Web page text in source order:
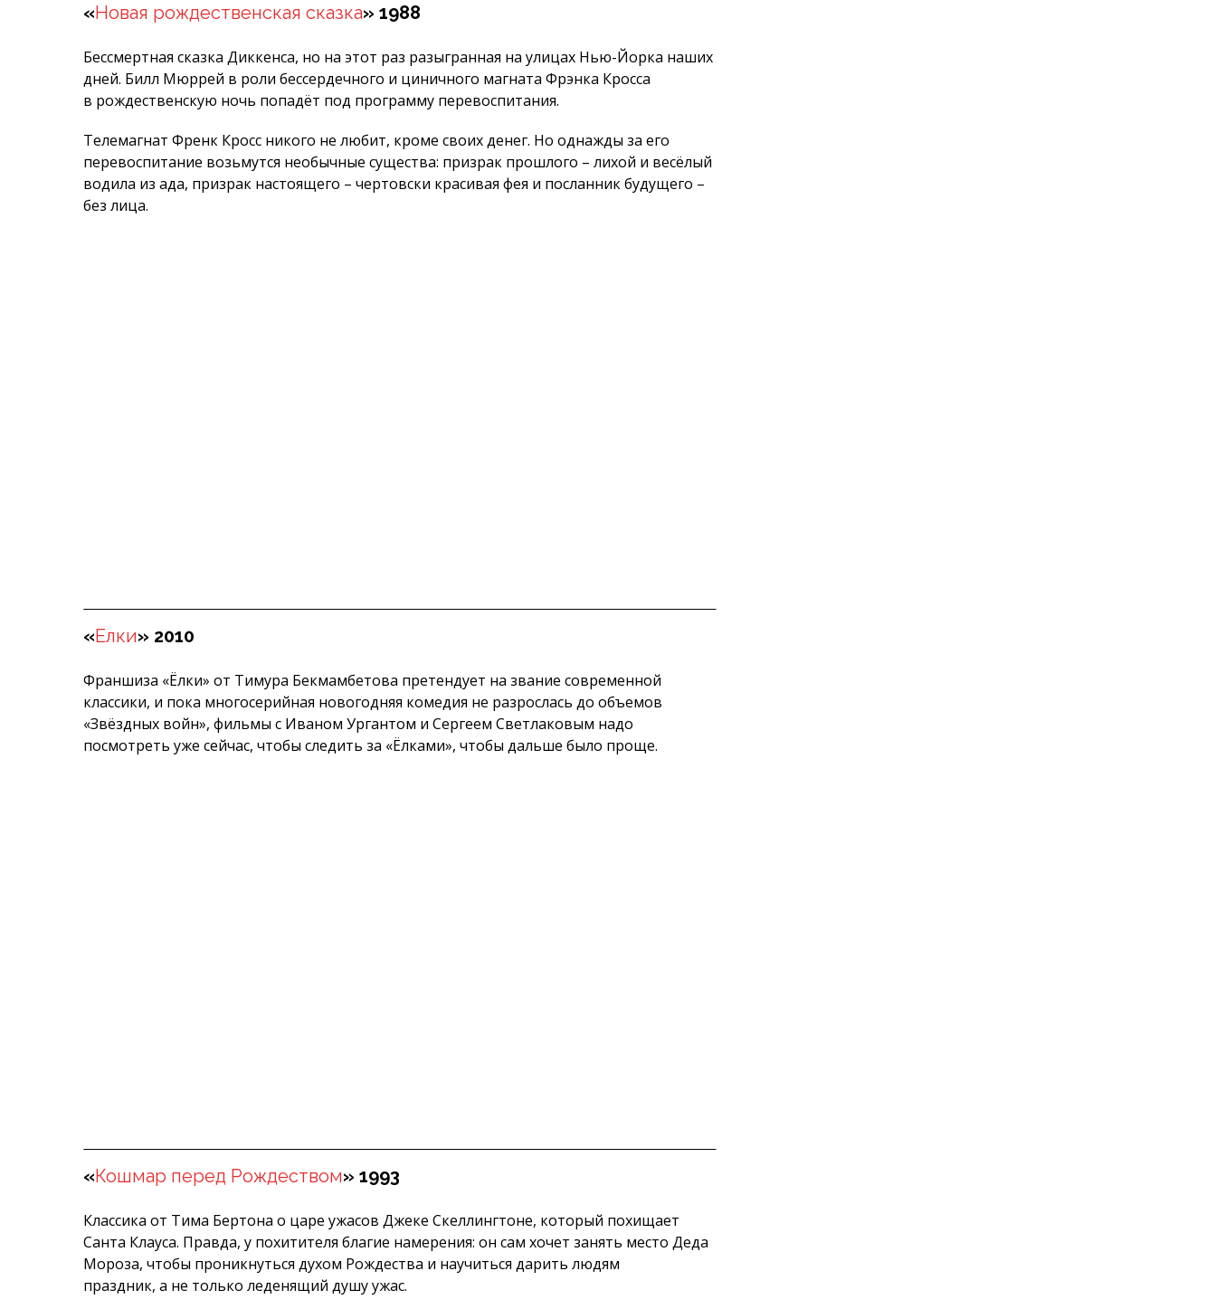
«Новая рождественская сказка» 1988
Бессмертная сказка Диккенса, но на этот раз разыгранная на улицах Нью-Йорка наших
дней. Билл Мюррей в роли бессердечного и циничного магната Фрэнка Кросса
в рождественскую ночь попадёт под программу перевоспитания.
Телемагнат Френк Кросс никого не любит, кроме своих денег. Но однажды за его
перевоспитание возьмутся необычные существа: призрак прошлого – лихой и весёлый
водила из ада, призрак настоящего – чертовски красивая фея и посланник будущего –
без лица.
«Елки» 2010
Франшиза «Ёлки» от Тимура Бекмамбетова претендует на звание современной
классики, и пока многосерийная новогодняя комедия не разрослась до объемов
«Звёздных войн», фильмы с Иваном Ургантом и Сергеем Светлаковым надо
посмотреть уже сейчас, чтобы следить за «Ёлками», чтобы дальше было проще.
«Кошмар перед Рождеством» 1993
Классика от Тима Бертона о царе ужасов Джеке Скеллингтоне, который похищает
Санта Клауса. Правда, у похитителя благие намерения: он сам хочет занять место Деда
Мороза, чтобы проникнуться духом Рождества и научиться дарить людям
праздник, а не только леденящий душу ужас.